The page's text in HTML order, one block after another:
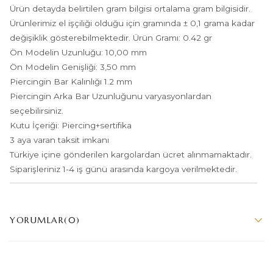
Ürün detayda belirtilen gram bilgisi ortalama gram bilgisidir.
Ürünlerimiz el işçiliği olduğu için gramında ± 0,1 grama kadar
değişiklik gösterebilmektedir. Ürün Gramı: 0.42 gr
Ön Modelin Uzunluğu: 10,00 mm
Ön Modelin Genişliği: 3,50 mm
Piercingin Bar Kalınlığı 1.2 mm
Piercingin Arka Bar Uzunluğunu varyasyonlardan
seçebilirsiniz.
Kutu İçeriği: Piercing+sertifika
3 aya varan taksit imkanı
Türkiye içine gönderilen kargolardan ücret alınmamaktadır.
Siparişleriniz 1-4 iş günü arasında kargoya verilmektedir.
YORUMLAR(0)